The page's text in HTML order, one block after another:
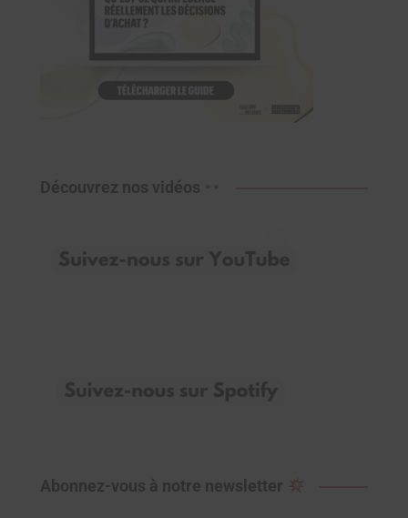
Découvrez nos vidéos
Abonnez-vous à notre newsletter